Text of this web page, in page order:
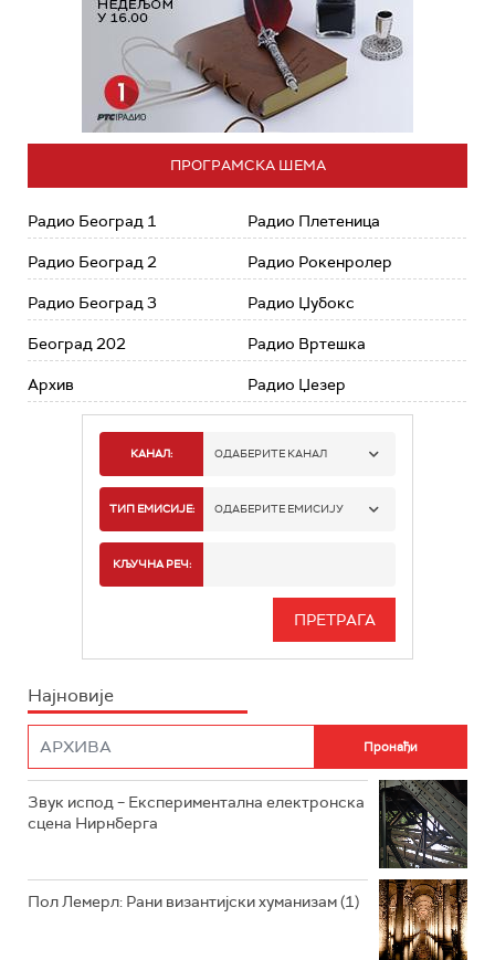
ПРОГРАМСКА ШЕМА
Радио Београд 1
Радио Београд 2
Радио Београд 3
Београд 202
Архив
Радио Плетеница
Радио Рокенролер
Радио Џубокс
Радио Вртешка
Радио Џезер
КАНАЛ: ОДАБЕРИТЕ КАНАЛ
РАДИО БЕОГРАД 1
РАДИО БЕОГРАД 3
РАДИО РОКЕНРОЛЕР
РАДИО ЏЕЗЕР
ТИП ЕМИСИЈЕ: ОДАБЕРИТЕ ЕМИСИЈУ
ИНФО
КЉУЧНА РЕЧ:
Најновије
Звук испод – Експериментална електронска
сцена Нирнберга
Пол Лемерл: Рани византијски хуманизам (1)